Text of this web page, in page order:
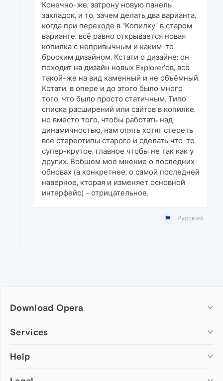
Конечно-же, затрону новую панель
закладок, и то, зачем делать два варианта,
когда при переходе в "Копилку" в старом
варианте, всё равно открывается новая
копилка с непривычным и каким-то
броским дизайном. Кстати о дизайне: он
походит на дизайн новых Explorer'ов, всё
такой-же на вид каменный и не объёмный.
Кстати, в опере и до этого было много
того, что было просто статичным. Типо
списка расширений или сайтов в копилке,
но вместо того, чтобы работать над
динамичностью, нам опять хотят стереть
все стереотипы старого и сделать что-то
супер-крутое, главное чтобы не так как у
других. Вобщем моё мнение о последних
обновах (а конкретнее, о самой последней
наверное, кторая и изменяет основной
интерфейс) - отрицательное.
Русский
Download Opera
Computer browsers
Opera for Mac
Services
Add-ons
Help